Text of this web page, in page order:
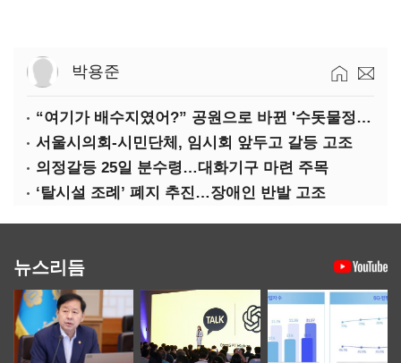
박용준
“여기가 배수지였어?” 공원으로 바뀐 '수돗물정거장'
서울시의회-시민단체, 임시회 앞두고 갈등 고조
의정갈등 25일 분수령…대화기구 마련 주목
‘탈시설 조례’ 폐지 추진…장애인 반발 고조
뉴스리듬